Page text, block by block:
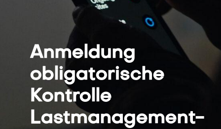
Anmeldung
obligatorische
Kontrolle
Lastmanagement-